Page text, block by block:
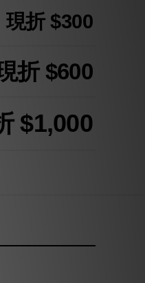
現折 $300
折 $600
$1,000